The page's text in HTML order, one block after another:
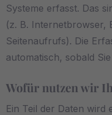
Systeme erfasst. Das
(z. B. Internetbrowser,
Seitenaufrufs). Die
automatisch, sobald
Wofür nutzen wir
Ein Teil der Daten